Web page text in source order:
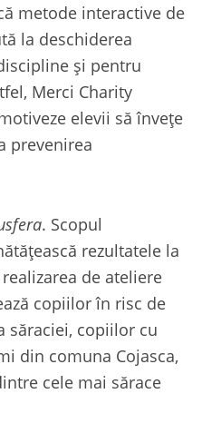
metode interactive de
la deschiderea
şi pentru
Merci Charity
elevii să învețe
prevenirea
. Scopul
rezultatele la
de ateliere
copiilor în risc de
săraciei, copiilor cu
din comuna Cojasca,
cele mai sărace